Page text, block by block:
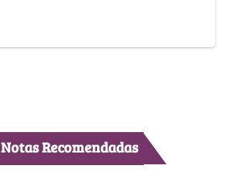
Notas Recomendadas